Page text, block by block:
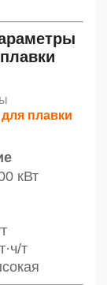
плавки
кВт
т